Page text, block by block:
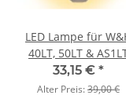
LED Lampe für
40LT, 50LT &
33,15 € *
Alter Preis:39,00 €